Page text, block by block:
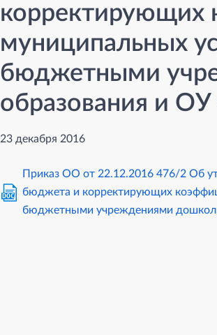
корректирующих
муниципальных
бюджетными
образования и
23 декабря 2016
DOC
Приказ ОО от 22.12.2016 476/2 Об
бюджета и корректирующих
бюджетными учреждениями